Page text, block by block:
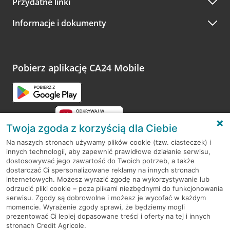
A po wizycie…
Zachęcamy do podzielenia się z nami opinią o wizycie.
opinie.
Informacje i dokumenty
Pobierz aplikację CA24 Mobile
RODO
Regulamin serwisu
Mapa serwisu
PolitykaCookies
Twoja zgoda z korzyścią dla Ciebie
Na naszych stronach używamy plików cookie (tzw. ciasteczek) i
innych technologii, aby zapewnić prawidłowe działanie serwisu,
dostosowywać jego zawartość do Twoich potrzeb, a także
dostarczać Ci spersonalizowane reklamy na innych stronach
internetowych. Możesz wyrazić zgodę na wykorzystywanie lub
odrzucić pliki cookie – poza plikami niezbędnymi do funkcjonowania
serwisu. Zgody są dobrowolne i możesz je wycofać w każdym
momencie. Wyrażenie zgody sprawi, że będziemy mogli
prezentować Ci lepiej dopasowane treści i oferty na tej i innych
stronach Credit Agricole.